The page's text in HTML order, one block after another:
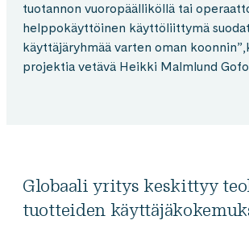
tuotannon vuoropäälliköllä tai
helppokäyttöinen käyttöliittymä
käyttäjäryhmää varten oman
projektia vetävä Heikki Malmlund
Globaali yritys keskittyy
tuotteiden